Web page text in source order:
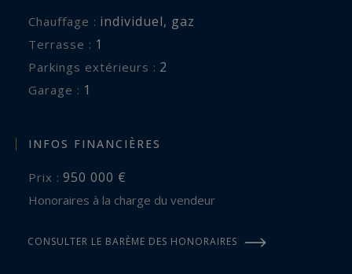
Chauffage : individuel, gaz
terrasse : 1
parkings extérieurs : 2
garage : 1
INFOS FINANCIÈRES
Prix : 950 000 €
Honoraires à la charge du vendeur
CONSULTER LE BARÈME DES HONORAIRES